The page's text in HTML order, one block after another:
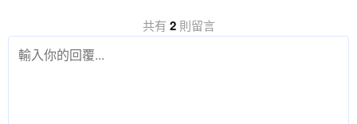
共有 2則留言